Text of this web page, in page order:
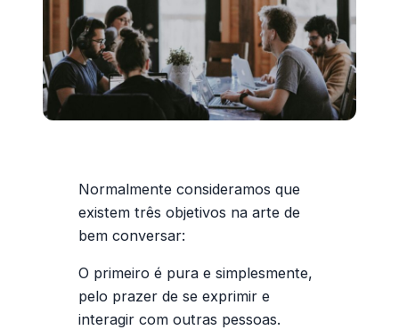
Normalmente consideramos que
existem três objetivos na arte de
bem conversar:
O primeiro é pura e simplesmente,
pelo prazer de se exprimir e
interagir com outras pessoas.